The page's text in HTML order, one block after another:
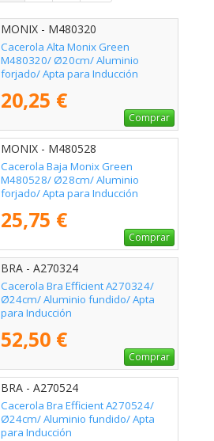
MONIX - M480320
Cacerola Alta Monix Green
M480320/ Ø20cm/ Aluminio
forjado/ Apta para Inducción
20,25 €
Comprar
MONIX - M480528
Cacerola Baja Monix Green
M480528/ Ø28cm/ Aluminio
forjado/ Apta para Inducción
25,75 €
Comprar
BRA - A270324
Cacerola Bra Efficient A270324/
Ø24cm/ Aluminio fundido/ Apta
para Inducción
52,50 €
Comprar
BRA - A270524
Cacerola Bra Efficient A270524/
Ø24cm/ Aluminio fundido/ Apta
para Inducción